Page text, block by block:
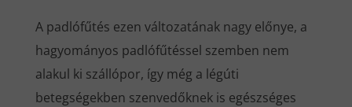
A padlófűtés ezen változatának nagy előnye, a
hagyományos padlófűtéssel szemben nem
alakul ki szállópor, így még a légúti
betegségekben szenvedőknek is egészséges